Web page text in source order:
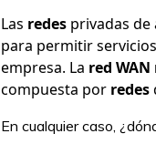
Las redes privadas
para permitir
empresa. La red
compuesta por redes
En cualquier caso,